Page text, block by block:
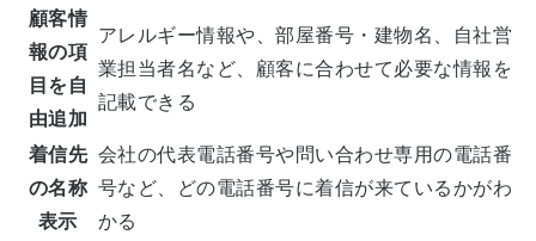
顧客情
報の項
目を自
由追加
アレルギー情報や、部屋番号・建物名、自社営
業担当者名など、顧客に合わせて必要な情報を
記載できる
着信先
の名称
表示
会社の代表電話番号や問い合わせ専用の電話番
号など、どの電話番号に着信が来ているかがわ
かる